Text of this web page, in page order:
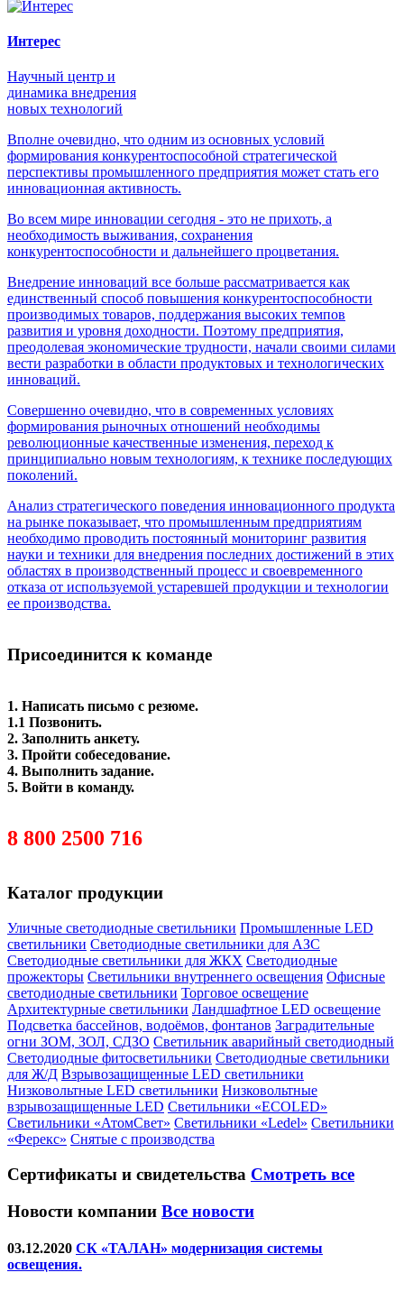
Интерес
Научный центр и
динамика внедрения
новых технологий
Вполне очевидно, что одним из основных условий
формирования конкурентоспособной стратегической
перспективы промышленного предприятия может стать его
инновационная активность.
Во всем мире инновации сегодня - это не прихоть, а
необходимость выживания, сохранения
конкурентоспособности и дальнейшего процветания.
Внедрение инноваций все больше рассматривается как
единственный способ повышения конкурентоспособности
производимых товаров, поддержания высоких темпов
развития и уровня доходности. Поэтому предприятия,
преодолевая экономические трудности, начали своими силами
вести разработки в области продуктовых и технологических
инноваций.
Совершенно очевидно, что в современных условиях
формирования рыночных отношений необходимы
революционные качественные изменения, переход к
принципиально новым технологиям, к технике последующих
поколений.
Анализ стратегического поведения инновационного продукта
на рынке показывает, что промышленным предприятиям
необходимо проводить постоянный мониторинг развития
науки и техники для внедрения последних достижений в этих
областях в производственный процесс и своевременного
отказа от используемой устаревшей продукции и технологии
ее производства.
Присоединится к команде
1. Написать письмо с резюме.
1.1 Позвонить.
2. Заполнить анкету.
3. Пройти собеседование.
4. Выполнить задание.
5. Войти в команду.
8 800 2500 716
Каталог продукции
Уличные светодиодные светильники Промышленные LED
светильники Светодиодные светильники для АЗС
Светодиодные светильники для ЖКХ Светодиодные
прожекторы Светильники внутреннего освещения Офисные
светодиодные светильники Торговое освещение
Архитектурные светильники Ландшафтное LED освещение
Подсветка бассейнов, водоёмов, фонтанов Заградительные
огни ЗОМ, ЗОЛ, СДЗО Светильник аварийный светодиодный
Светодиодные фитосветильники Светодиодные светильники
для Ж/Д Взрывозащищенные LED светильники
Низковольтные LED светильники Низковольтные
взрывозащищенные LED Светильники «ECOLED»
Светильники «АтомСвет» Светильники «Ledel» Светильники
«Ферекс» Снятые с производства
Сертификаты и свидетельства Смотреть все
Новости компании Все новости
03.12.2020 СК «ТАЛАН» модернизация системы
освещения.